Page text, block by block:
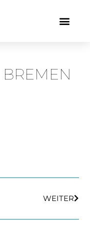
WEITER